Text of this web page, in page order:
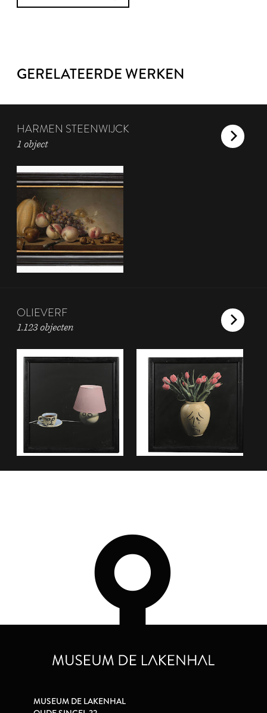
GERELATEERDE WERKEN
HARMEN STEENWIJCK
1 object
OLIEVERF
1.123 objecten
MUSEUM DE LAKENHAL